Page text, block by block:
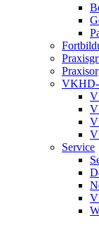
VKHD-
Service